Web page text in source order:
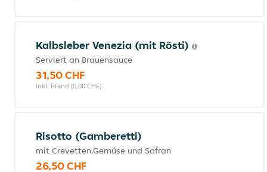
Kalbsleber Venezia (mit Rösti)
Serviert an Brauensauce
31,50 CHF
inkl. Pfand (0,00 CHF)
Risotto (Gamberetti)
mit Crevetten,Gemüse und Safran
26,50 CHF